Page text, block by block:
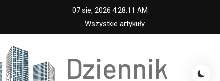
content
07 sie, 2026 4:28:12 AM
Wszystkie artykuły